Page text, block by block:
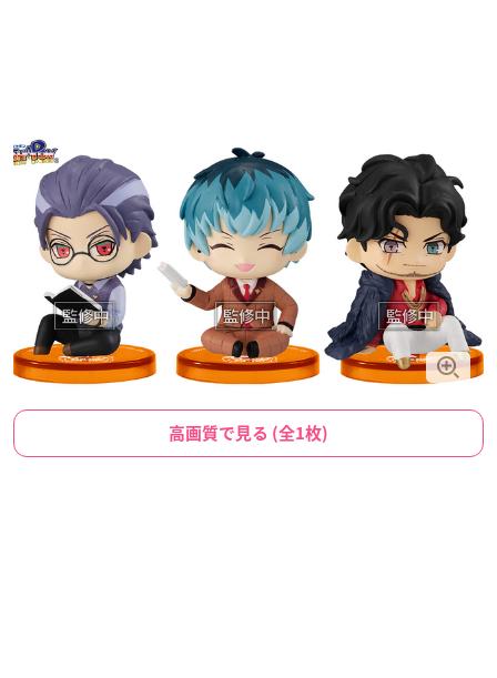
高画質で見る (全1枚)